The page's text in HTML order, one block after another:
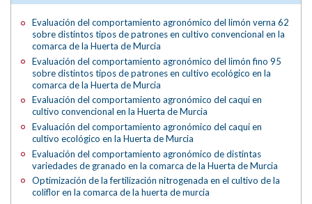
Evaluación del comportamiento agronómico del limón verna 62
sobre distintos tipos de patrones en cultivo convencional en la
comarca de la Huerta de Murcia
Evaluación del comportamiento agronómico del limón fino 95
sobre distintos tipos de patrones en cultivo ecológico en la
comarca de la Huerta de Murcia
Evaluación del comportamiento agronómico del caqui en
cultivo convencional en la Huerta de Murcia
Evaluación del comportamiento agronómico del caqui en
cultivo ecológico en la Huerta de Murcia
Evaluación del comportamiento agronómico de distintas
variedades de granado en la comarca de la Huerta de Murcia
Optimización de la fertilización nitrogenada en el cultivo de la
coliflor en la comarca de la huerta de murcia